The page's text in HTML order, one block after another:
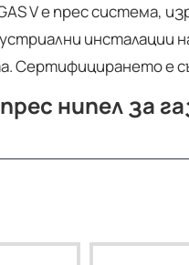
GAS V е прес
инсталации
Сертифицирането е
нипел за